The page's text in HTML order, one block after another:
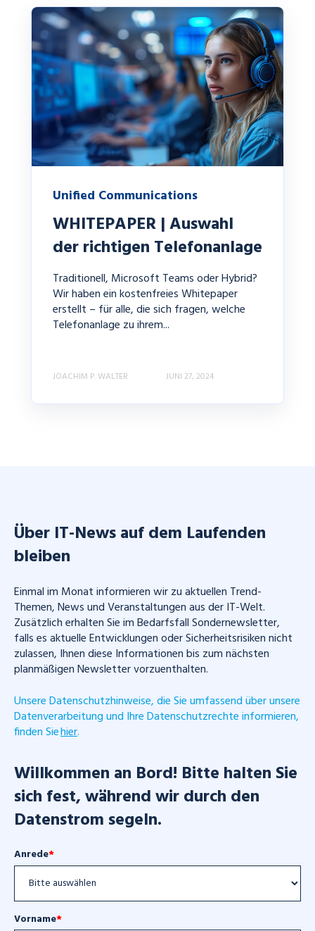
Unified Communications
WHITEPAPER | Auswahl
der richtigen Telefonanlage
Traditionell, Microsoft Teams oder Hybrid?
Wir haben ein kostenfreies Whitepaper
erstellt – für alle, die sich fragen, welche
Telefonanlage zu ihrem...
JOACHIM P. WALTER JUNI 27, 2024
Über IT-News auf dem Laufenden
bleiben
Einmal im Monat informieren wir zu aktuellen Trend-
Themen, News und Veranstaltungen aus der IT-Welt.
Zusätzlich erhalten Sie im Bedarfsfall Sondernewsletter,
falls es aktuelle Entwicklungen oder Sicherheitsrisiken nicht
zulassen, Ihnen diese Informationen bis zum nächsten
planmäßigen Newsletter vorzuenthalten.
Unsere Datenschutzhinweise, die Sie umfassend über unsere
Datenverarbeitung und Ihre Datenschutzrechte informieren,
finden Siehier.
Willkommen an Bord! Bitte halten Sie
sich fest, während wir durch den
Datenstrom segeln.
Anrede*
Vorname*